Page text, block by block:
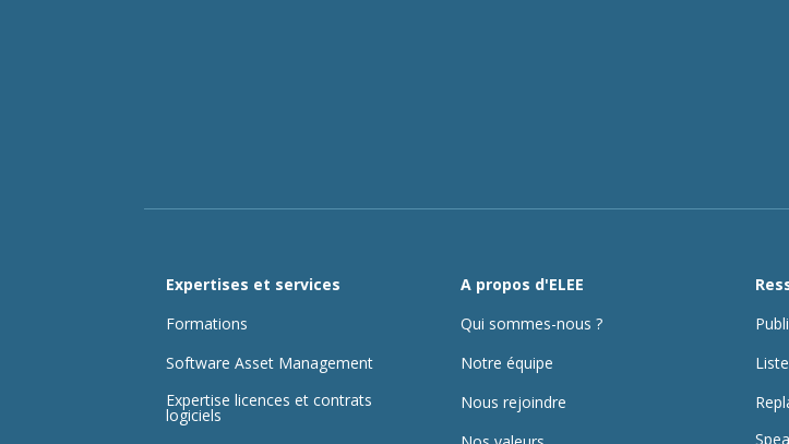
Expertises et services
Formations
Software Asset Management
Expertise licences et contrats
logiciels
A propos d'ELEE
Qui sommes-nous ?
Notre équipe
Nous rejoindre